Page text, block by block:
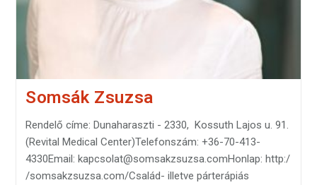
Somsák Zsuzsa
Rendelő címe: Dunaharaszti - 2330, Kossuth Lajos u. 91.
(Revital Medical Center)Telefonszám: +36-70-413-
4330Email: kapcsolat@somsakzsuzsa.comHonlap: http:/
/somsakzsuzsa.com/Család- illetve párterápiás